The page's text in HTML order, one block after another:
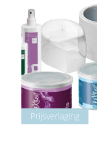
Prijsverlaging